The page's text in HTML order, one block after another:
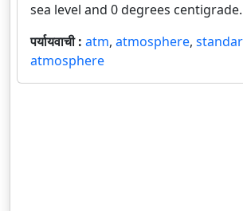
sea level and 0 degrees centigrade.
पर्यायवाची : atm, atmosphere,
atmosphere